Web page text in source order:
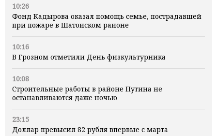
10:26
Фонд Кадырова оказал помощь семье, пострадавшей
при пожаре в Шатойском районе
10:16
В Грозном отметили День физкультурника
10:08
Строительные работы в районе Путина не
останавливаются даже ночью
23:15
Доллар превысил 82 рубля впервые с марта